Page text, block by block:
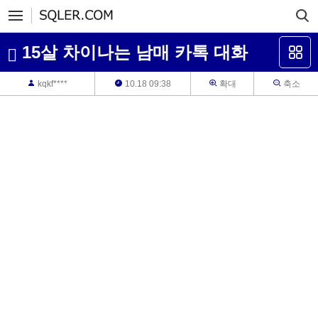
15살 차이나는 남매 카톡 대화
kqkf**** 10.18 09:38 확대 축소